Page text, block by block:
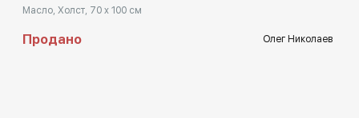
Масло, Холст, 70 x 100 см
Продано Олег Николаев